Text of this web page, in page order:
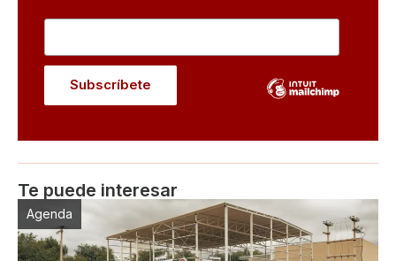
Te puede interesar
Agenda